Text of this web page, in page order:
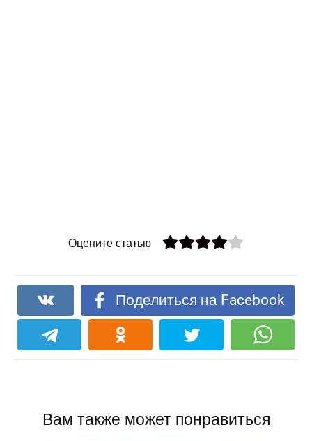
Оцените статью
Поделиться на Facebook
Вам также может понравиться